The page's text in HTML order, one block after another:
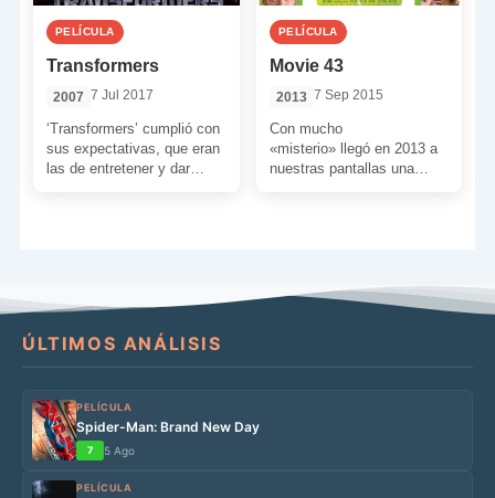
PELÍCULA
Transformers
2007 7 Jul 2017
‘Transformers’ cumplió con
sus expectativas, que eran
las de entretener y dar
PELÍCULA
Movie 43
2013 7 Sep 2015
Con mucho
«misterio» llegó en 2013 a
nuestras pantallas una
ÚLTIMOS ANÁLISIS
PELÍCULA
Spider-Man: Brand New Day
7 5 Ago
PELÍCULA